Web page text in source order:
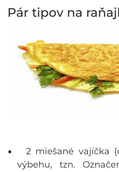
Pár tipov na
2 miešané vajíčka
výbehu, tzn.